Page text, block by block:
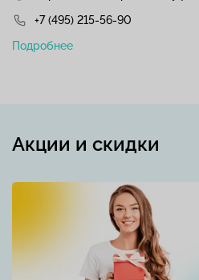
+7 (495) 215-56-90
Подробнее
Акции и скидки